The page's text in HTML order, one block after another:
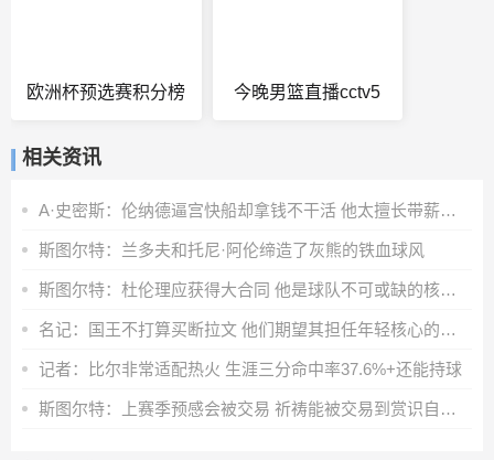
欧洲杯预选赛积分榜 今晚男篮直播cctv5
相关资讯
A·史密斯：伦纳德逼宫快船却拿钱不干活 他太擅长带薪休假了
斯图尔特：兰多夫和托尼·阿伦缔造了灰熊的铁血球风
斯图尔特：杜伦理应获得大合同 他是球队不可或缺的核心拼图
名记：国王不打算买断拉文 他们期望其担任年轻核心的老将领袖
记者：比尔非常适配热火 生涯三分命中率37.6%+还能持球
斯图尔特：上赛季预感会被交易 祈祷能被交易到赏识自己的球队